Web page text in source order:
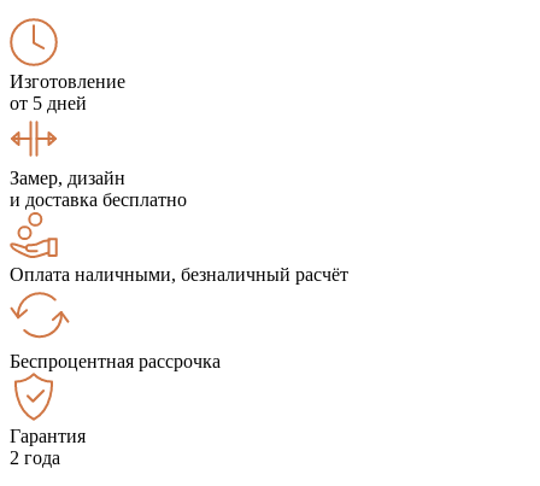
Изготовление
от 5 дней
Замер, дизайн
и доставка бесплатно
Оплата наличными, безналичный расчёт
Беспроцентная рассрочка
Гарантия
2 года